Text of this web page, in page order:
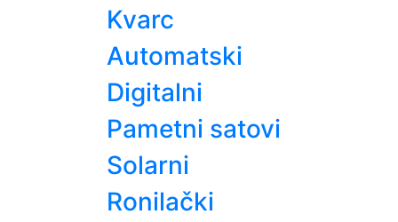
Kvarc
Automatski
Digitalni
Pametni satovi
Solarni
Ronilački